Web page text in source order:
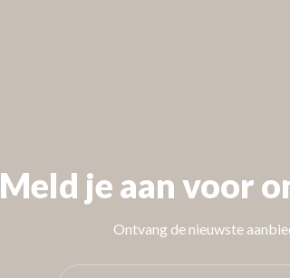
Meld je aan voor
Ontvang de nieuwste